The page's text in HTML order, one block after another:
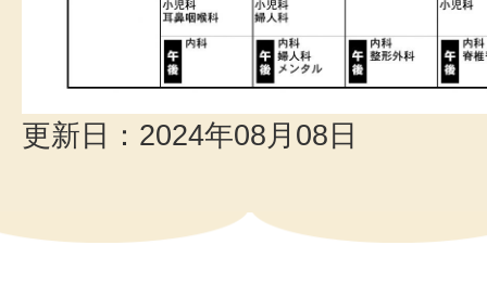
更新日：2024年08月08日